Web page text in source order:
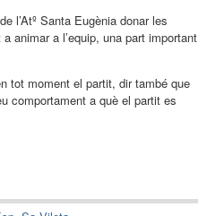
l’Atº Santa Eugènia donar les
animar a l’equip, una part important
tot moment el partit, dir també que
comportament a què el partit es